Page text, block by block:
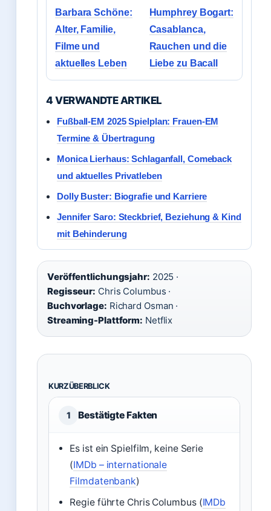
Barbara Schöne:
Alter, Familie,
Filme und
aktuelles Leben
Humphrey Bogart:
Casablanca,
Rauchen und die
Liebe zu Bacall
4 VERWANDTE ARTIKEL
Fußball-EM 2025 Spielplan: Frauen-EM
Termine & Übertragung
Monica Lierhaus: Schlaganfall, Comeback
und aktuelles Privatleben
Dolly Buster: Biografie und Karriere
Jennifer Saro: Steckbrief, Beziehung & Kind
mit Behinderung
Veröffentlichungsjahr: 2025 ·
Regisseur: Chris Columbus ·
Buchvorlage: Richard Osman ·
Streaming-Plattform: Netflix
KURZÜBERBLICK
1 Bestätigte Fakten
Es ist ein Spielfilm, keine Serie
(IMDb – internationale
Filmdatenbank)
Regie führte Chris Columbus (IMDb